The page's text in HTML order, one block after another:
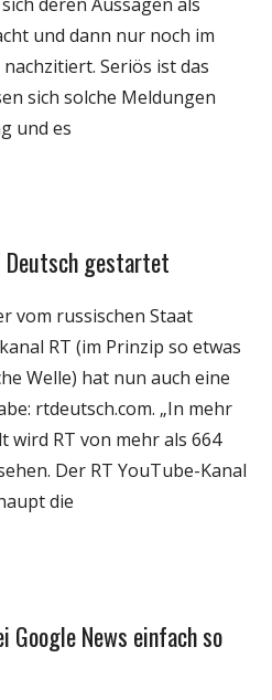
und dann nur noch im
Seriös ist das
sich solche Meldungen
und es
Deutsch gestartet
vom russischen Staat
RT (im Prinzip so etwas
Welle) hat nun auch eine
rtdeutsch.com. „In mehr
wird RT von mehr als 664
Der RT YouTube-Kanal
die
Google News einfach so